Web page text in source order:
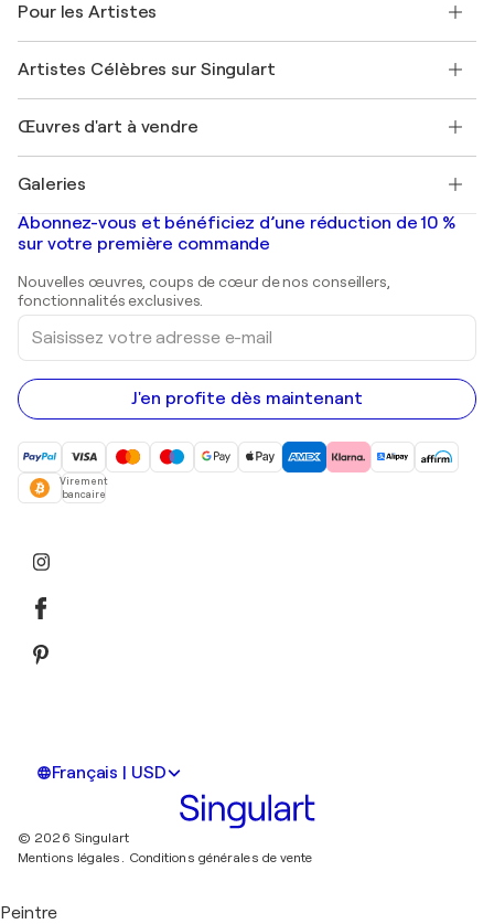
Offrir une carte cadeau
Rejoignez notre programme commercial
Mon compte
+33 1 76 44 06 42
FAQ
Magazine Singulart
Emplois
Découvrez une sélection d'art original
Pour les Artistes
Se connecter en tant qu'Artiste
Artistes Célèbres sur Singulart
Marc Chagall
Banksy
Mr. Brainwash
Shepard Fairey
Œuvres d'art à vendre
Tableaux abstraits à vendre
Peintures de paysage
Estampes
Peintures acryliques
Galeries
Galeries d'art en France
Galeries d'art en Belgique
Abonnez-vous et bénéficiez d’une réduction de 10 %
sur votre première commande
Nouvelles œuvres, coups de cœur de nos conseillers,
fonctionnalités exclusives.
Saisissez
votre
adresse
e-
mail
J'en profite dès maintenant
Virement
bancaire
Français | USD
© 2026 Singulart
Mentions légales.
Conditions générales de vente
Peintre